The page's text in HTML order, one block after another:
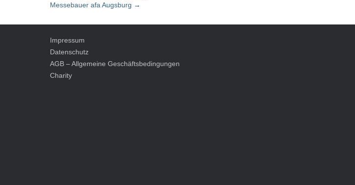
Post navigation
Messebauer afa Augsburg →
Impressum
Datenschutz
AGB – Allgemeine Geschäftsbedingungen
Charity